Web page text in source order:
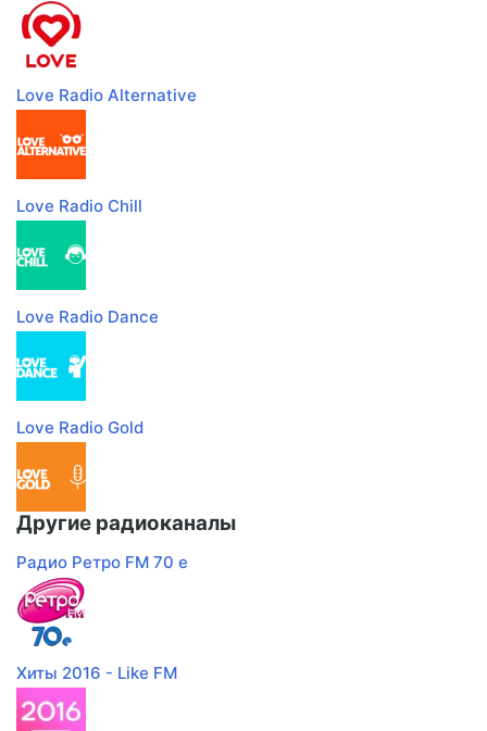
Love Radio Alternative
Love Radio Chill
Love Radio Dance
Love Radio Gold
Другие радиоканалы
Радио Ретро FM 70 e
Хиты 2016 - Like FM